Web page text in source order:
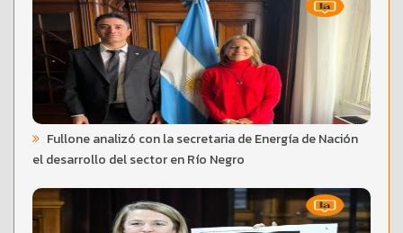
Fullone analizó con la secretaria de Energía de Nación
el desarrollo del sector en Río Negro